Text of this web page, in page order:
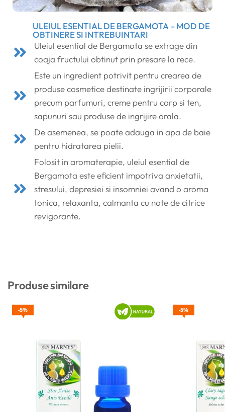
ULEIUL ESENTIAL DE BERGAMOTA – MOD DE
OBTINERE SI INTREBUINTARI
Uleiul esential de Bergamota se extrage din
coaja fructului obtinut prin presare la rece.
Este un ingredient potrivit pentru crearea de
produse cosmetice destinate ingrijirii corporale
precum parfumuri, creme pentru corp si ten,
sapunuri sau produse de ingrijire orala.
De asemenea, se poate adauga in apa de baie
pentru hidratarea pielii.
Folosit in aromaterapie, uleiul esential de
Bergamota este eficient impotriva anxietatii,
stresului, depresiei si insomniei avand o aroma
tonica, relaxanta, calmanta cu note de citrice
revigorante.
Produse similare
5% 5%